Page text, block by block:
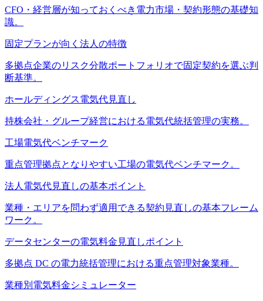
CFO・経営層が知っておくべき電力市場・契約形態の基礎知
識。
固定プランが向く法人の特徴
多拠点企業のリスク分散ポートフォリオで固定契約を選ぶ判
断基準。
ホールディングス電気代見直し
持株会社・グループ経営における電気代統括管理の実務。
工場電気代ベンチマーク
重点管理拠点となりやすい工場の電気代ベンチマーク。
法人電気代見直しの基本ポイント
業種・エリアを問わず適用できる契約見直しの基本フレーム
ワーク。
データセンターの電気料金見直しポイント
多拠点 DC の電力統括管理における重点管理対象業種。
業種別電気料金シミュレーター